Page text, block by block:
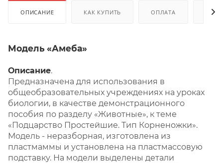
ОПИСАНИЕ КАК КУПИТЬ ОПЛАТА
Модель «Амеба»
Описание.
Предназначена для использования в
общеобразовательных учреждениях на уроках
биологии, в качестве демонстрационного
пособия по разделу «Животные», к теме
«Подцарство Простейшие. Тип Корненожки».
Модель - неразборная, изготовлена из
пластмаммы и установлена на пластмассовую
подставку. На модели выделены детали